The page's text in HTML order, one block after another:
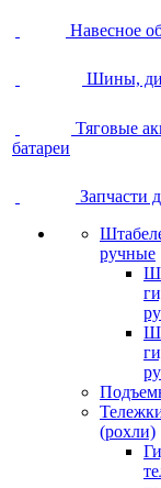
Навесное
Шины,
Тяговые
батареи
Запчасти
ручные
(рохли)